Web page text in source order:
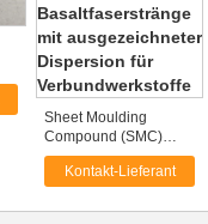
Sheet Moulding
Compound (SMC)
verwendet zerkleinerte
Basaltfaserstränge mit
Dispersion für
Kontakt-Lieferant